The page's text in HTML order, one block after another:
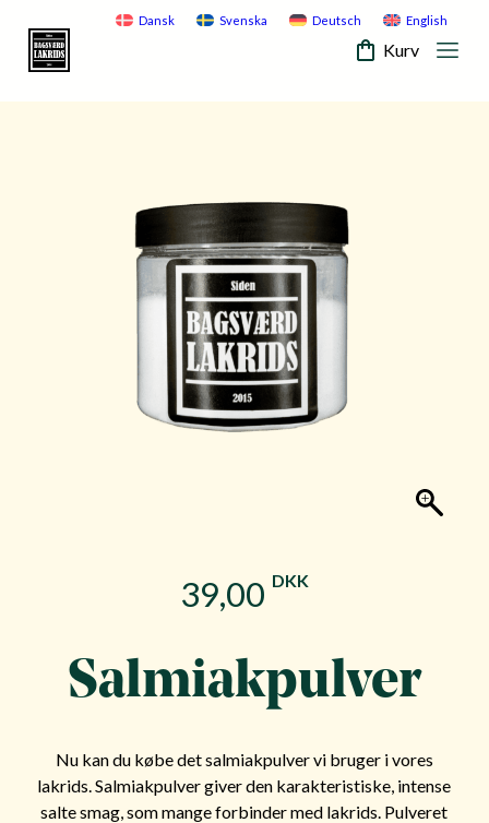
content
Dansk Svenska Deutsch English
Kurv
39,00 DKK
Salmiakpulver
Nu kan du købe det salmiakpulver vi bruger i vores
lakrids. Salmiakpulver giver den karakteristiske, intense
salte smag, som mange forbinder med lakrids. Pulveret